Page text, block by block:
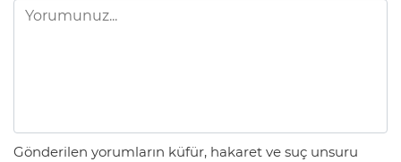
Gönderilen yorumların küfür, hakaret ve suç unsuru